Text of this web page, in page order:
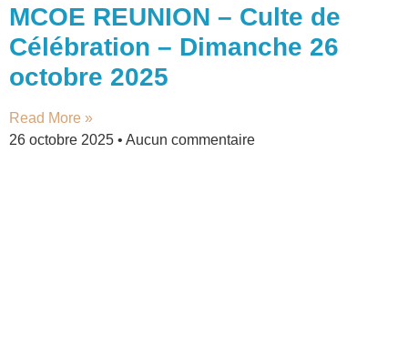
MCOE REUNION – Culte de
Célébration – Dimanche 26
octobre 2025
Read More »
26 octobre 2025
Aucun commentaire